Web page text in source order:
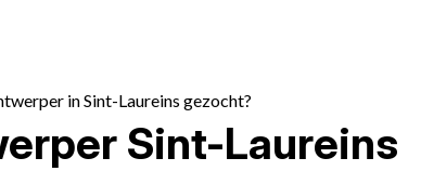
in Sint-Laureins gezocht?
Sint-Laureins